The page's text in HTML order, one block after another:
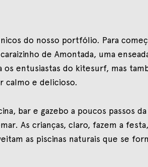
do nosso portfólio. Para
de Amontada, uma
entusiastas do kitesurf, mas
calmo e delicioso.
bar e gazebo a poucos passos
As crianças, claro, fazem a
as piscinas naturais que se